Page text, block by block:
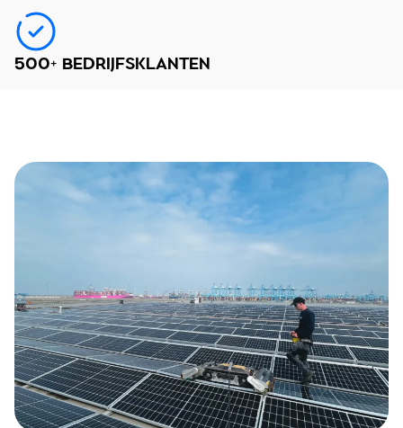
500+ BEDRIJFSKLANTEN